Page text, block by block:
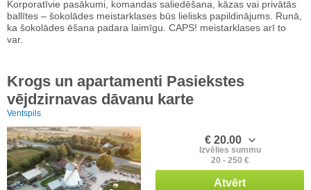
Korporatīvie pasākumi, komandas saliedēšana, kāzas vai privātās
ballītes – šokolādes meistarklases būs lielisks papildinājums. Runā,
ka šokolādes ēšana padara laimīgu. CAPS! meistarklases arī to
var.
Krogs un apartamenti Pasiekstes
vējdzirnavas dāvanu karte
Ventspils
€ 20.00
Izvēlies summu
20 - 250 €
Atvērt